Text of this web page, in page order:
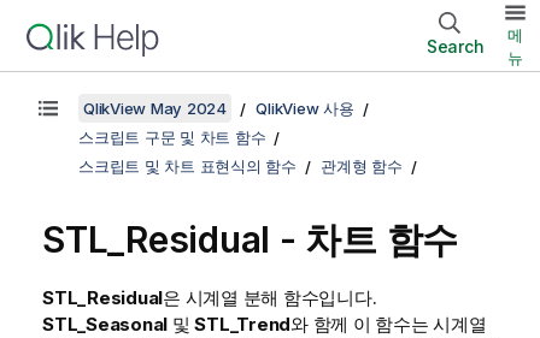
Search
메
뉴
QlikView May 2024
QlikView 사용
스크립트 구문 및 차트 함수
스크립트 및 차트 표현식의 함수
관계형 함수
STL_Residual - 차트 함수
STL_Residual은 시계열 분해 함수입니다.
STL_Seasonal 및STL_Trend와 함께 이 함수는 시계열